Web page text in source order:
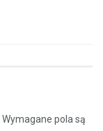
Wymagane pola są